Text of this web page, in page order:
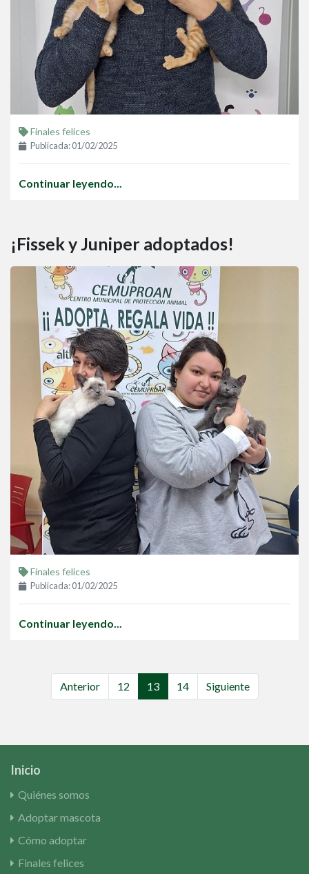
Finales felices
Publicada: 01/02/2025
Continuar leyendo...
¡Fissek y Juniper adoptados!
Finales felices
Publicada: 01/02/2025
Continuar leyendo...
Anterior 12 13 14 Siguiente
Inicio
Quiénes somos
Adoptar mascota
Cómo adoptar
Finales felices